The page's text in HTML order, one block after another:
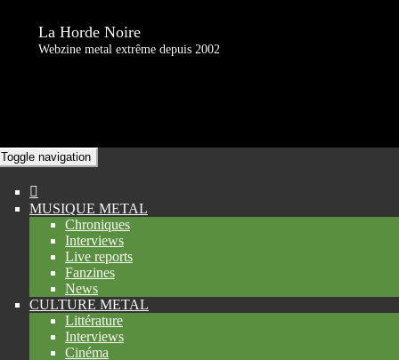
La Horde Noire
Webzine metal extrême depuis 2002
Toggle navigation
MUSIQUE METAL
Chroniques
Interviews
Live reports
Fanzines
News
CULTURE METAL
Littérature
Interviews
Cinéma